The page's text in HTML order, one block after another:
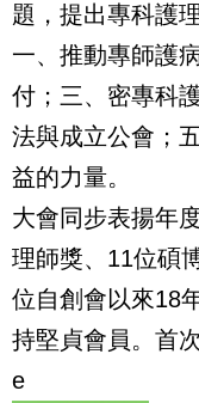
題，提出專科護
一、推動專師護
付；三、密專科
法與成立公會；
益的力量。
大會同步表揚年
理師獎、11位碩
位自創會以來18
持堅貞會員。首
e